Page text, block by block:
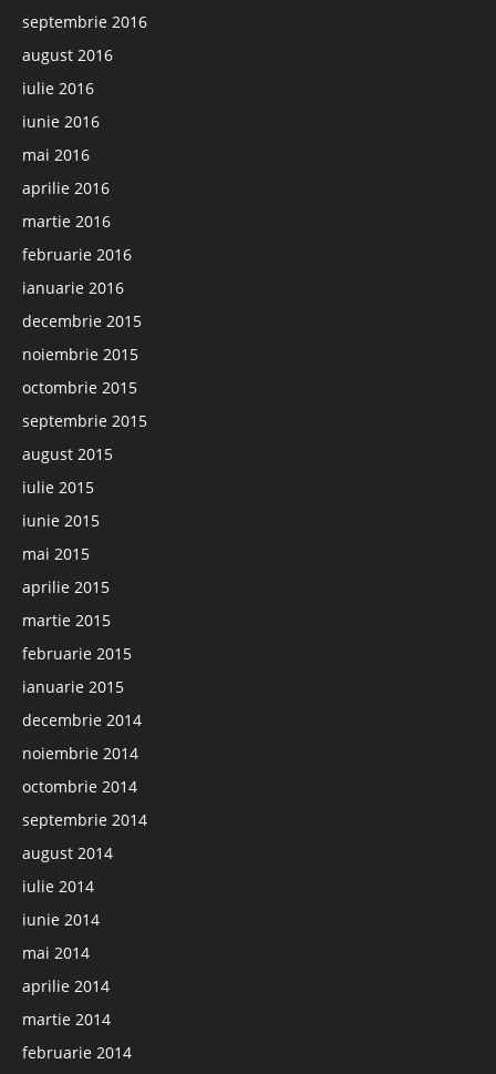
septembrie 2016
august 2016
iulie 2016
iunie 2016
mai 2016
aprilie 2016
martie 2016
februarie 2016
ianuarie 2016
decembrie 2015
noiembrie 2015
octombrie 2015
septembrie 2015
august 2015
iulie 2015
iunie 2015
mai 2015
aprilie 2015
martie 2015
februarie 2015
ianuarie 2015
decembrie 2014
noiembrie 2014
octombrie 2014
septembrie 2014
august 2014
iulie 2014
iunie 2014
mai 2014
aprilie 2014
martie 2014
februarie 2014